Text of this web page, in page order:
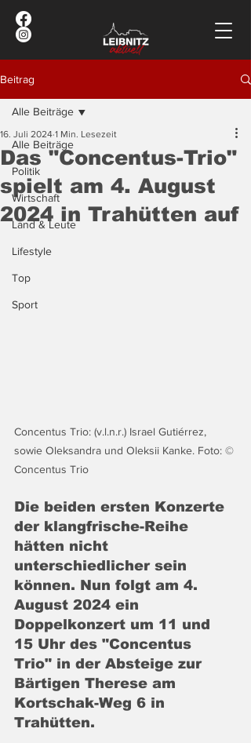
Beitrag
Alle Beiträge
Politik
Wirtschaft
Land & Leute
Lifestyle
Top
Sport
Alle Beiträge
Das "Concentus-Trio"
spielt am 4. August
2024 in Trahütten auf
16. Juli 2024 1 Min. Lesezeit
Concentus Trio: (v.l.n.r.) Israel Gutiérrez,
sowie Oleksandra und Oleksii Kanke. Foto: ©
Concentus Trio
Die beiden ersten Konzerte
der klangfrische-Reihe
hätten nicht
unterschiedlicher sein
können. Nun folgt am 4.
August 2024 ein
Doppelkonzert um 11 und
15 Uhr des "Concentus
Trio" in der Absteige zur
Bärtigen Therese am
Kortschak-Weg 6 in
Trahütten.